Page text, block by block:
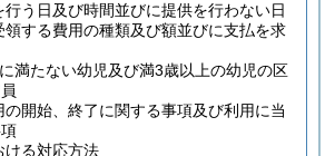
行う日及び時間並びに提供を行わない日
領する費用の種類及び額並びに支払を求
満たない幼児及び満3歳以上の幼児の区
の開始、終了に関する事項及び利用に当
ける対応方法